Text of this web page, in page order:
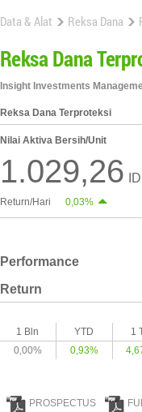
Data & Alat Reksa Dana
Reksa Dana
Insight Investments
Reksa Dana Terproteksi
Nilai Aktiva Bersih/Unit
1.029,26
Return/Hari 0,03%
Performance
Return
1 Bln YTD 1
0,00%
0,93%
PROSPECTUS